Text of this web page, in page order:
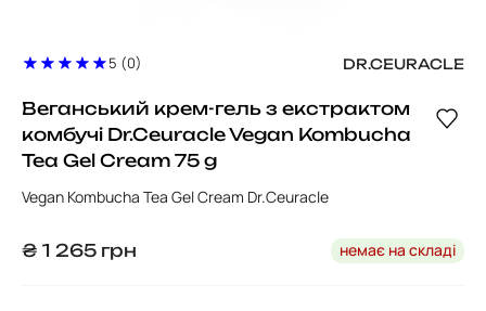
5 (0) DR.CEURACLE
Веганський крем-гель з екстрактом
комбучі Dr.Ceuracle Vegan Kombucha
Tea Gel Cream 75 g
Vegan Kombucha Tea Gel Cream Dr.Ceuracle
₴ 1 265 грн немає на складі